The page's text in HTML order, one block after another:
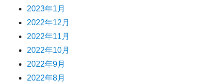
2023年1月
2022年12月
2022年11月
2022年10月
2022年9月
2022年8月